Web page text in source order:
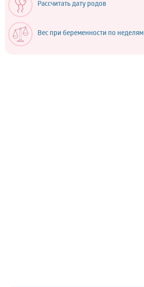
Рассчитать дату родов
Вес при беременности по неделям